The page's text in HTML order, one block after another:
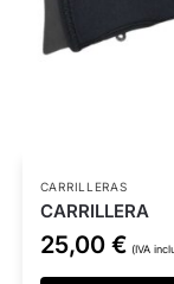
CARRILLERAS
CARRILLERA
25,00 € (IVA